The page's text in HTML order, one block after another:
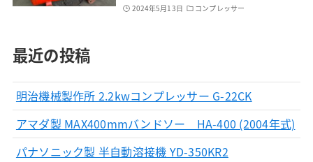
2024年5月13日 コンプレッサー
最近の投稿
明治機械製作所 2.2kwコンプレッサー G-22CK
アマダ製 MAX400mmバンドソー HA-400 (2004年式)
パナソニック製 半自動溶接機 YD-350KR2